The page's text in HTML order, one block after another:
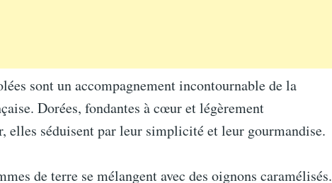
sont un accompagnement incontournable de la
Dorées, fondantes à cœur et légèrement
elles séduisent par leur simplicité et leur gourmandise.
de terre se mélangent avec des oignons caramélisés.